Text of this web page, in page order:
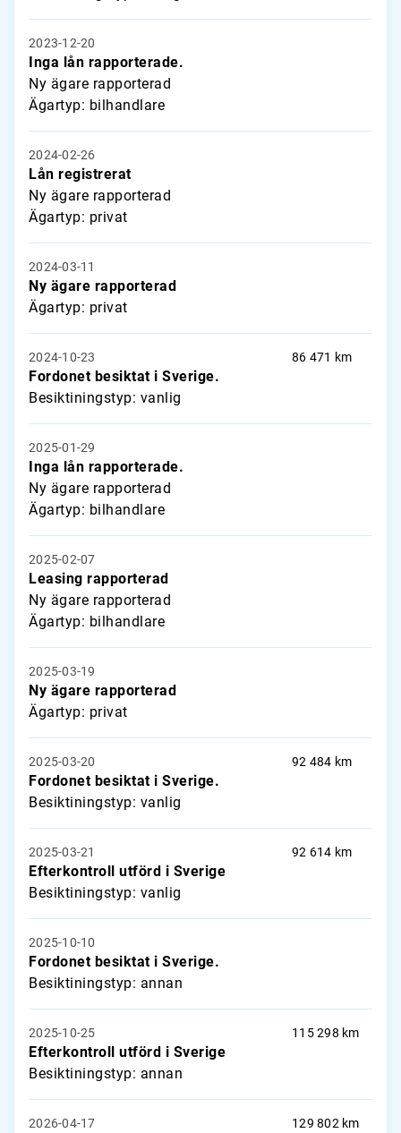
2023-12-20
Inga lån rapporterade.
Ny ägare rapporterad
Ägartyp: bilhandlare
2024-02-26
Lån registrerat
Ny ägare rapporterad
Ägartyp: privat
2024-03-11
Ny ägare rapporterad
Ägartyp: privat
2024-10-23
Fordonet besiktat i Sverige.
Besiktiningstyp: vanlig
86 471 km
2025-01-29
Inga lån rapporterade.
Ny ägare rapporterad
Ägartyp: bilhandlare
2025-02-07
Leasing rapporterad
Ny ägare rapporterad
Ägartyp: bilhandlare
2025-03-19
Ny ägare rapporterad
Ägartyp: privat
2025-03-20
Fordonet besiktat i Sverige.
Besiktiningstyp: vanlig
92 484 km
2025-03-21
Efterkontroll utförd i Sverige
Besiktiningstyp: vanlig
92 614 km
2025-10-10
Fordonet besiktat i Sverige.
Besiktiningstyp: annan
2025-10-25
Efterkontroll utförd i Sverige
Besiktiningstyp: annan
115 298 km
2026-04-17 129 802 km